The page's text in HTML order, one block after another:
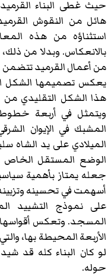
حيث غطى البناء
هائل من النقوش
استثناؤه من هذه
بالانعكاس. وبدلا من
من أعمال القرميد تتضمن
يعكس تصميمها الشكل
هذا الشكل التقليدي من
ويتمثل في أربعة
المشبك في الإيوان
الوضع المستقل الخاص
جعله يمتاز بأهمية
أسهمت في تحسينه وتزيينه.
على نموذج التشييد
المسجد. وتعكس أقواسها
الأربعة المحيطة بها،
لو كان البناء كله قد
حوله.